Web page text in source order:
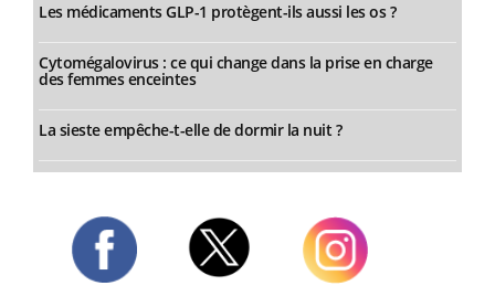
Les médicaments GLP-1 protègent-ils aussi les os ?
Cytomégalovirus : ce qui change dans la prise en charge
des femmes enceintes
La sieste empêche-t-elle de dormir la nuit ?